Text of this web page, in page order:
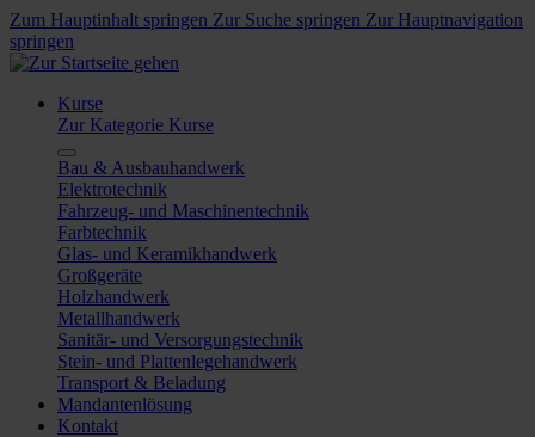
Zum Hauptinhalt springen Zur Suche springen Zur Hauptnavigation
springen
Kurse
Zur Kategorie Kurse
Bau & Ausbauhandwerk
Elektrotechnik
Fahrzeug- und Maschinentechnik
Farbtechnik
Glas- und Keramikhandwerk
Großgeräte
Holzhandwerk
Metallhandwerk
Sanitär- und Versorgungstechnik
Stein- und Plattenlegehandwerk
Transport & Beladung
Mandantenlösung
Kontakt